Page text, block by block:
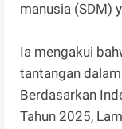
manusia (SDM)
Ia mengakui
tantangan
Berdasarkan
Tahun 2025,